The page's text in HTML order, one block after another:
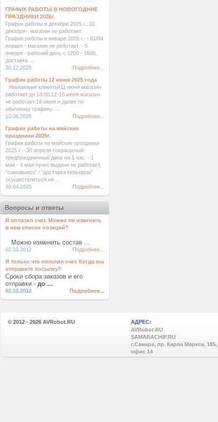
ГРАФИК РАБОТЫ В НОВОГОДНИЕ
ПРАЗДНИКИ 2026г.
График работы в декабре 2025 г.: 31
декабря - магазин не работает.
График работы в январе 2026 г.: - 01/04
января - магазин не работает. - 5
января - рабочий день с 1200 - 1600,
доставка ...
30.12.2025
Подробнее...
График работы 12 июня 2025 года
Уважаемые клиенты!11 июня магазин
работает до 18:00.12-15 июня магазин
не работает.16 июня и далее по
обычному графику. ...
10.06.2025
Подробнее...
График работы на майские
праздники 2025г.
График работы на майские праздники
2025 г.:- 30 апреля сокращеный
предпраздничный день на 1 час. - 1
мая - 4 мая пункт выдачи не работает,
"самовывоз" / "доставка курьером"
осуществляться не ...
30.04.2025
Подробнее...
Вопросы и ответы
Я оплатил счет. Можно ли изменить
в нем список позиций?
Можно изменить состав ...
02.10.2012 Подробнее...
Я только что оплатил счет. Когда вы
отправите посылку?
Сроки сбора заказов и его
отправки - до ...
02.10.2012 Подробнее...
© 2012 - 2026 AVRobot.RU
АДРЕС:
AVRobot.RU
SAMARACHIP.RU
г.Самара, пр. Карла Маркса, 185,
офис 14